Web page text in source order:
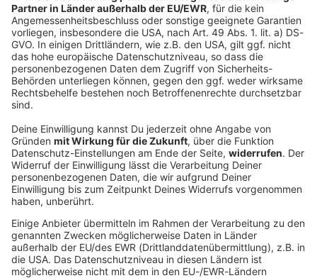
B31 3 BundesstraßeB31
B31a 1 BundesstraßeB31a